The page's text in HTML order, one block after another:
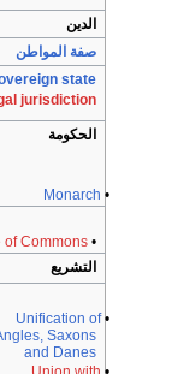
الدين
صفة المواطن
state
jurisdiction
الحكومة
•
Monarch
•
of Commons
التشريع
•
Unification of
Saxons
and Danes